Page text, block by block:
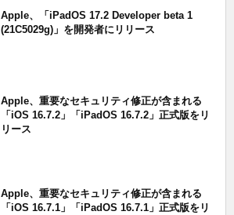
Apple、「iPadOS 17.2 Developer beta 1
(21C5029g)」を開発者にリリース
Apple、重要なセキュリティ修正が含まれる
「iOS 16.7.2」「iPadOS 16.7.2」正式版をリ
リース
Apple、重要なセキュリティ修正が含まれる
「iOS 16.7.1」「iPadOS 16.7.1」正式版をリ